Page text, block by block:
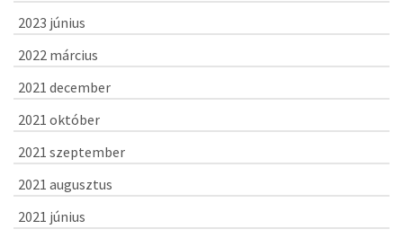
2023 június
2022 március
2021 december
2021 október
2021 szeptember
2021 augusztus
2021 június